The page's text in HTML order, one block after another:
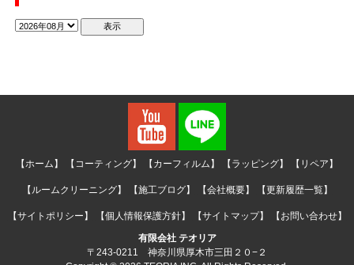
【ホーム】 【コーティング】 【カーフィルム】 【ラッピング】 【リペア】
【ルームクリーニング】 【施工ブログ】 【会社概要】 【更新履歴一覧】
【サイトポリシー】 【個人情報保護方針】 【サイトマップ】
【お問い合わせ】
有限会社 テオリア
〒243-0211 神奈川県厚木市三田２０−２